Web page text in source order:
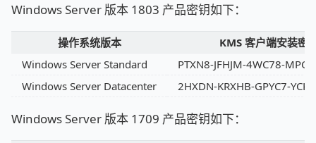
Windows Server 版本 1803 产品密钥如下：
操作系统版本
KMS 客户端安装密
Windows Server Standard
PTXN8-JFHJM-4WC78-
Windows Server Datacenter
2HXDN-KRXHB-GPYC7-
Windows Server 版本 1709 产品密钥如下：